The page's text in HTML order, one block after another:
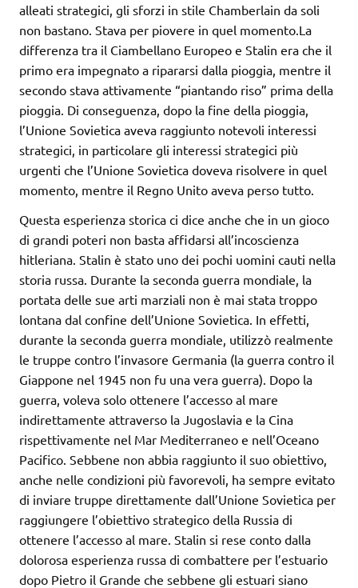
alleati strategici, gli sforzi in stile Chamberlain da soli
non bastano. Stava per piovere in quel momento.La
differenza tra il Ciambellano Europeo e Stalin era che il
primo era impegnato a ripararsi dalla pioggia, mentre il
secondo stava attivamente “piantando riso” prima della
pioggia. Di conseguenza, dopo la fine della pioggia,
l’Unione Sovietica aveva raggiunto notevoli interessi
strategici, in particolare gli interessi strategici più
urgenti che l’Unione Sovietica doveva risolvere in quel
momento, mentre il Regno Unito aveva perso tutto.
Questa esperienza storica ci dice anche che in un gioco
di grandi poteri non basta affidarsi all’incoscienza
hitleriana. Stalin è stato uno dei pochi uomini cauti nella
storia russa. Durante la seconda guerra mondiale, la
portata delle sue arti marziali non è mai stata troppo
lontana dal confine dell’Unione Sovietica. In effetti,
durante la seconda guerra mondiale, utilizzò realmente
le truppe contro l’invasore Germania (la guerra contro il
Giappone nel 1945 non fu una vera guerra). Dopo la
guerra, voleva solo ottenere l’accesso al mare
indirettamente attraverso la Jugoslavia e la Cina
rispettivamente nel Mar Mediterraneo e nell’Oceano
Pacifico. Sebbene non abbia raggiunto il suo obiettivo,
anche nelle condizioni più favorevoli, ha sempre evitato
di inviare truppe direttamente dall’Unione Sovietica per
raggiungere l’obiettivo strategico della Russia di
ottenere l’accesso al mare. Stalin si rese conto dalla
dolorosa esperienza russa di combattere per l’estuario
dopo Pietro il Grande che sebbene gli estuari siano